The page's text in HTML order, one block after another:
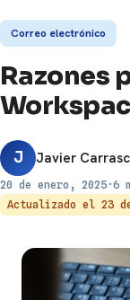
Correo electrónico
Razones
J Javier
20 de enero, 2025 ·6
Actualizado el 23